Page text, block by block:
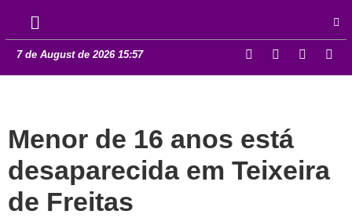
7 de August de 2026 15:57
Menor de 16 anos está
desaparecida em Teixeira
de Freitas